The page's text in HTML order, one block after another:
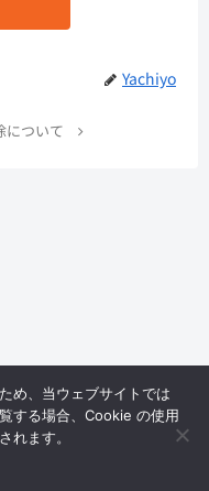
Yachiyo
について
Reserved.
め、当ウェブサイトでは
する場合、Cookie の使用
れます。